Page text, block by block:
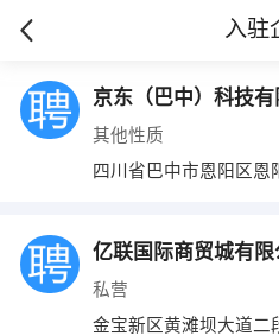
入驻
其他性质
四川省巴中市恩阳区恩
亿联国际商贸城有限
私营
金宝新区黄滩坝大道二